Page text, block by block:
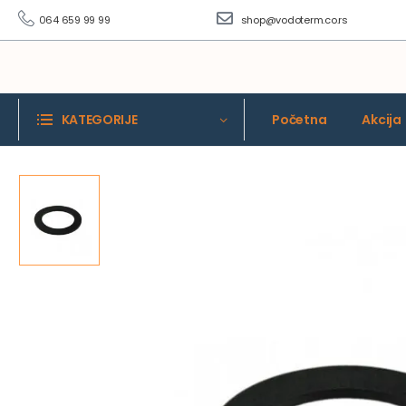
064 659 99 99 shop@vodoterm.co.rs
KATEGORIJE Početna Akcija